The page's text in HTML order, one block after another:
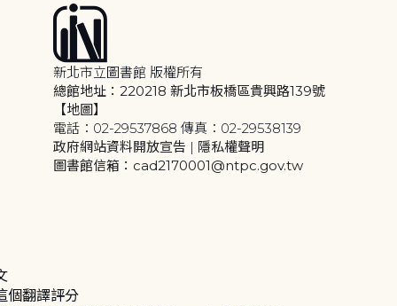
新北市立圖書館 版權所有
總館地址：220218 新北市板橋區貴興路139號
【地圖】
電話：02-29537868 傳真：02-29538139
政府網站資料開放宣告 | 隱私權聲明
圖書館信箱：cad2170001@ntpc.gov.tw
個翻譯評分